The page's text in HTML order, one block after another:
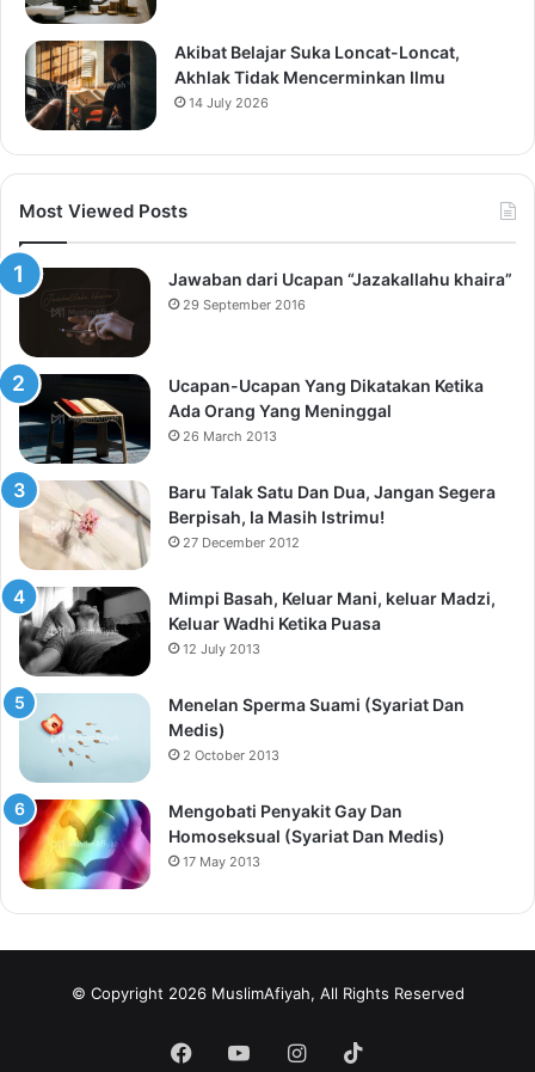
Akibat Belajar Suka Loncat-Loncat,
Akhlak Tidak Mencerminkan Ilmu
14 July 2026
Most Viewed Posts
Jawaban dari Ucapan “Jazakallahu khaira”
29 September 2016
Ucapan-Ucapan Yang Dikatakan Ketika
Ada Orang Yang Meninggal
26 March 2013
Baru Talak Satu Dan Dua, Jangan Segera
Berpisah, Ia Masih Istrimu!
27 December 2012
Mimpi Basah, Keluar Mani, keluar Madzi,
Keluar Wadhi Ketika Puasa
12 July 2013
Menelan Sperma Suami (Syariat Dan
Medis)
2 October 2013
Mengobati Penyakit Gay Dan
Homoseksual (Syariat Dan Medis)
17 May 2013
© Copyright 2026 MuslimAfiyah, All Rights Reserved
Facebook
YouTubeInstagram